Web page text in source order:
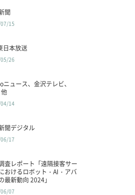
聞
15
日本放送
26
ニュース、金沢テレビ、
14
聞デジタル
17
査レポート「遠隔接客サー
おけるロボット・AI・アバ
最新動向 2024」
07